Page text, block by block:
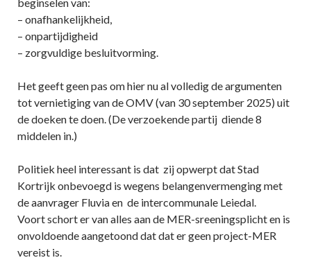
– onafhankelijkheid,
– onpartijdigheid
– zorgvuldige besluitvorming.
Het geeft geen pas om hier nu al volledig de argumenten
tot vernietiging van de OMV (van 30 september 2025) uit
de doeken te doen. (De verzoekende partij diende 8
middelen in.)
Politiek heel interessant is dat zij opwerpt dat Stad
Kortrijk onbevoegd is wegens belangenvermenging met
de aanvrager Fluvia en de intercommunale Leiedal.
Voort schort er van alles aan de MER-sreeningsplicht en is
onvoldoende aangetoond dat dat er geen project-MER
vereist is.